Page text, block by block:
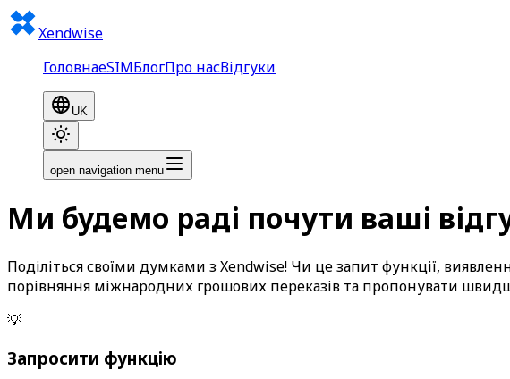
Xendwise
ГоловнаeSIMБлогПро насВідгуки
UK
open navigation menu
Ми будемо раді почути ваші
Поділіться своїми думками з Xendwise! Чи це запит функції,
порівняння міжнародних грошових переказів та пропонувати
💡
Запросити функцію